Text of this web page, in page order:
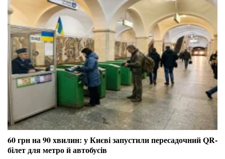
60 грн на 90 хвилин: у Києві запустили пересадочний QR-
білет для метро й автобусів